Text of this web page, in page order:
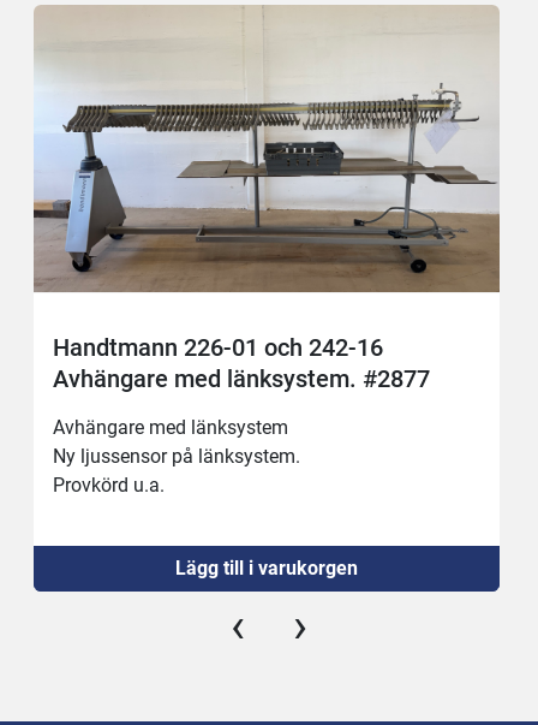
Handtmann 226-01 och 242-16
Avhängare med länksystem. #2877
Avhängare med länksystem
Ny ljussensor på länksystem.
Provkörd u.a.
Lägg till i varukorgen
‹ ›